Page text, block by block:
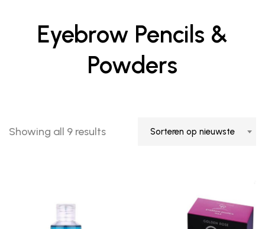
Eyebrow Pencils &
Powders
Showing all 9 results Sorteren op nieuwste